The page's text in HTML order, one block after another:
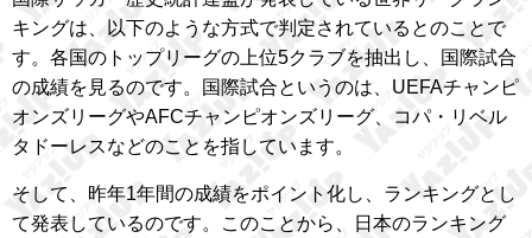
キングは、以下のような方式で判定されているとのことで
す。各国のトップリーグの上位5クラブを抽出し、国際試合
の成績を見るのです。国際試合というのは、UEFAチャンピ
オンズリーグやAFCチャンピオンズリーグ、コパ・リベル
タドーレスなどのことを指しています。
そして、昨年1年間の成績をポイント化し、ランキングとし
て発表しているのです。このことから、日本のランキング